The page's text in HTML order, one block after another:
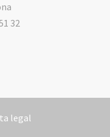
32
legal